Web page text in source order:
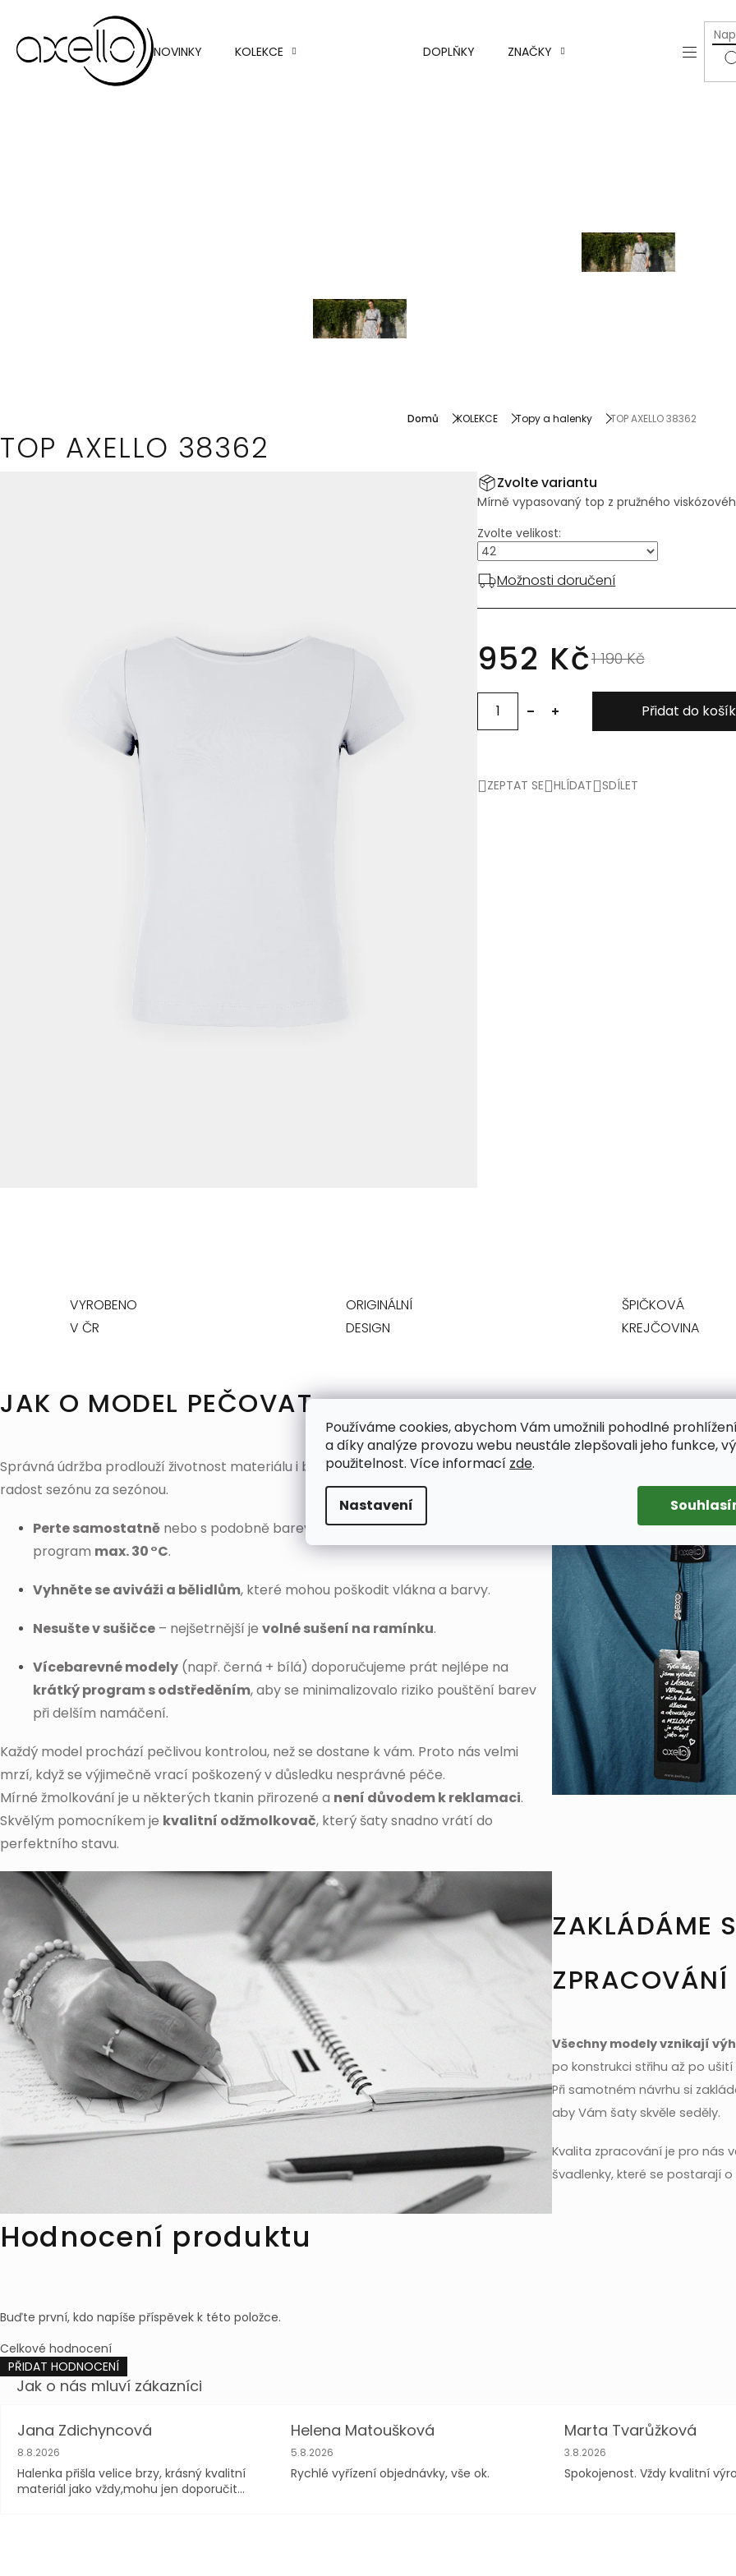
Používáme cookies, abychom Vám umožnili pohodlné
a díky analýze provozu webu neustále zlepšovali jeho funkce,
použitelnost. Více informací zde.
Nastavení
NOVINKY KOLEKCE DOPLŇKY ZNAČKY SLEVY
Domů KOLEKCE Topy a halenky TOP AXELLO 38362
TOP AXELLO 38362
1 190 Kč
952 Kč
Zvolte variantu
Zvolte velikost:
Možnosti doručení
Přidat do
Mírně vypasovaný top z pružného
ZEPTAT SE HLÍDAT SDÍLET
VYROBENO
V ČR
ORIGINÁLNÍ
DESIGN
ŠPIČKOVÁ
KREJČOVINA
JAK O MODEL PEČOVAT
Správná údržba prodlouží životnost materiálu i barev a zajistí, že vám budou dělat
radost sezónu za sezónou.
Perte samostatně nebo s podobně barevným oblečením na šetrný
program max. 30 °C.
Vyhněte se aviváži a bělidlům, které mohou poškodit vlákna a barvy.
Nesušte v sušičce – nejšetrnější je volné sušení na ramínku.
Vícebarevné modely (např. černá + bílá) doporučujeme prát nejlépe na
krátký program s odstředěním, aby se minimalizovalo riziko pouštění barev
při delším namáčení.
Každý model prochází pečlivou kontrolou, než se dostane k vám. Proto nás velmi
mrzí, když se výjimečně vrací poškozený v důsledku nesprávné péče.
Mírné žmolkování je u některých tkanin přirozené a není důvodem k reklamaci.
Skvělým pomocníkem je kvalitní odžmolkovač, který šaty snadno vrátí do
perfektního stavu.
ZAKLÁDÁME
ZPRACOVÁNÍ
Všechny modely vznikají
po konstrukci střihu až po
Při samotném návrhu si
aby Vám šaty skvěle seděly.
Kvalita zpracování je pro nás
švadlenky, které se postarají
Hodnocení produktu
Buďte první, kdo napíše příspěvek k této položce.
Celkové hodnocení
PŘIDAT HODNOCENÍ
Jana Zdichyncová
Hodnocení obchodu je 5 z 5 hvězdiček.
8.8.2026
Halenka přišla velice brzy, krásný kvalitní
materiál jako vždy,mohu jen doporučit...
Helena Matoušková
Hodnocení obchodu je 5 z 5 hvězdiček.
5.8.2026
Rychlé vyřízení objednávky, vše ok.
Marta Tvarůžková
Hodnocení obchodu je 5 z 5
3.8.2026
Spokojenost. Vždy kvalitní